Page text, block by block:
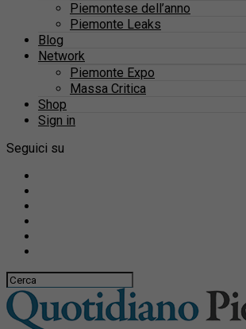
Piemontese dell’anno
Piemonte Leaks
Blog
Network
Piemonte Expo
Massa Critica
Shop
Sign in
Seguici su